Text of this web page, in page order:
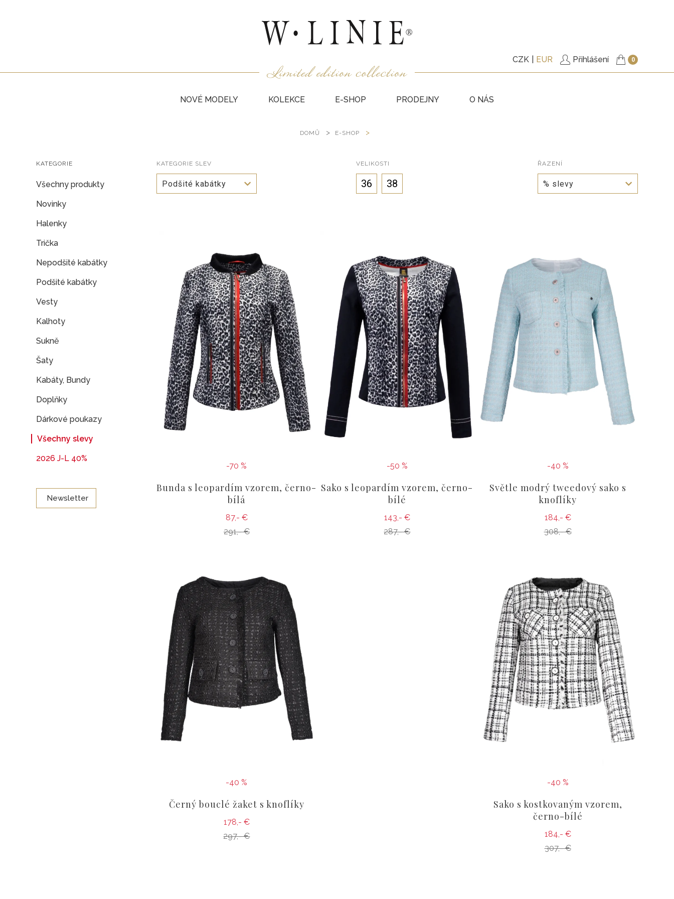
CZK EUR Přihlášení 0
NOVÉ MODELY KOLEKCE E-SHOP
KALHOTY
PRODEJNY O NÁS
DOMŮ E-SHOP
KATEGORIE
Všechny produkty
Novinky
Halenky
Trička
Nepodšité kabátky
Podšité kabátky
Vesty
Kalhoty
Sukně
Šaty
Kabáty, Bundy
Doplňky
Dárkové poukazy
Všechny slevy
2026 J-L 40%
Newsletter
KATEGORIE SLEV
Podšité kabátky
VELIKOSTI
36 38
ŘAZENÍ
% slevy
-70 %
Bunda s leopardím vzorem, černo-
bílá
87,- €
291,- €
-50 %
Sako s leopardím vzorem, černo-
bílé
143,- €
287,- €
-40 %
Světle modrý tweedový sako s
knoflíky
184,- €
308,- €
-40 %
Černý bouclé žaket s knoflíky
178,- €
297,- €
-40 %
Sako s kostkovaným vzorem,
černo-bílé
184,- €
307,- €